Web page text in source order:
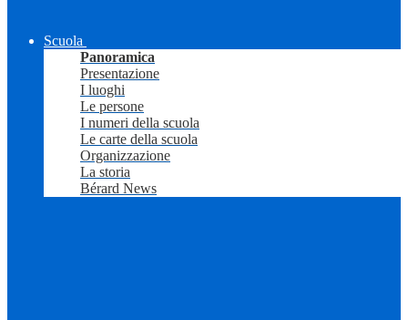
Scuola
Panoramica
Presentazione
I luoghi
Le persone
I numeri della scuola
Le carte della scuola
Organizzazione
La storia
Bérard News